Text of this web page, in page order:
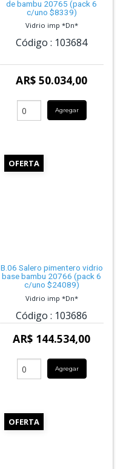
de bambu 20765 (pack 6
c/uno $8339)
Vidrio imp *Dn*
Código : 103684
AR$ 50.034,00
Agregar
OFERTA
B.06 Salero pimentero vidrio
base bambu 20766 (pack 6
c/uno $24089)
Vidrio imp *Dn*
Código : 103686
AR$ 144.534,00
Agregar
OFERTA